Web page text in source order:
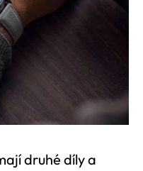
druhé díly a